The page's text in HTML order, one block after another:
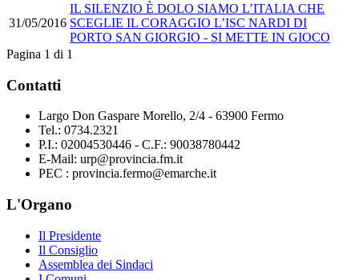
31/05/2016
IL SILENZIO È DOLO SIAMO L’ITALIA CHE
SCEGLIE IL CORAGGIO L’ISC NARDI DI
PORTO SAN GIORGIO - SI METTE IN GIOCO
Pagina 1 di 1
Contatti
Largo Don Gaspare Morello, 2/4 - 63900 Fermo
Tel.: 0734.2321
P.I.: 02004530446 - C.F.: 90038780442
E-Mail: urp@provincia.fm.it
PEC : provincia.fermo@emarche.it
L'Organo
Il Presidente
Il Consiglio
Assemblea dei Sindaci